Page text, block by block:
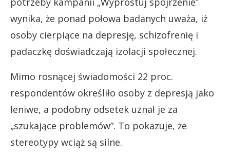
wynika, że ponad połowa badanych uważa, iż
osoby cierpiące na depresję, schizofrenię i
padaczkę doświadczają izolacji społecznej.
Mimo rosnącej świadomości 22 proc.
respondentów określiło osoby z depresją jako
leniwe, a podobny odsetek uznał je za
„szukające problemów”. To pokazuje, że
stereotypy wciąż są silne.